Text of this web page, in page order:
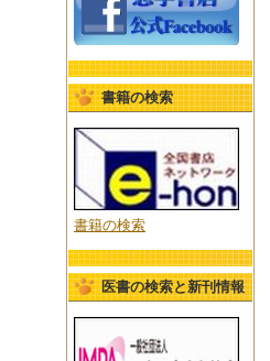
書籍の検索
書籍の検索
医書の検索と新刊情報